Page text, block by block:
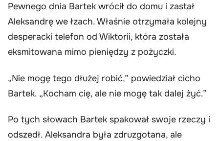
Pewnego dnia Bartek wrócił do domu i zastał
Aleksandrę we łzach. Właśnie otrzymała kolejny
desperacki telefon od Wiktorii, która została
eksmitowana mimo pieniędzy z pożyczki.
„Nie mogę tego dłużej robić,” powiedział cicho
Bartek. „Kocham cię, ale nie mogę tak dalej żyć.”
Po tych słowach Bartek spakował swoje rzeczy i
odszedł. Aleksandra była zdruzgotana, ale